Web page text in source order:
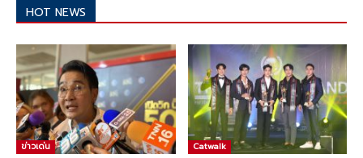
HOT NEWS
ข่าวเด่น Catwalk